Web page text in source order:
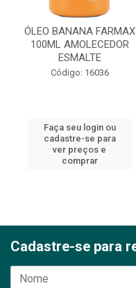
ÓLEO BANANA FARMAX
100ML AMOLECEDOR
ESMALTE
Código: 16036
Faça seu login ou
cadastre-se para
ver preços e
comprar
Cadastre-se para